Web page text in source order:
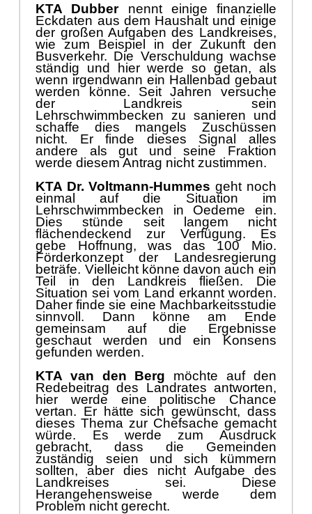
KTA Dubbernennt einige finanzielle
Eckdaten aus dem Haushalt und einige
der großen Aufgaben des Landkreises,
wie zum Beispiel in der Zukunft den
Busverkehr. Die Verschuldung wachse
ständig und hier werde so getan, als
wenn irgendwann ein Hallenbad gebaut
werden könne. Seit Jahren versuche
der Landkreis sein
Lehrschwimmbecken zu sanieren und
schaffe dies mangels Zuschüssen
nicht. Er finde dieses Signal alles
andere als gut und seine Fraktion
werde diesem Antrag nicht zustimmen.
KTA Dr. Voltmann-Hummes geht noch
einmal auf die Situation im
Lehrschwimmbecken in Oedeme ein.
Dies stünde seit langem nicht
flächendeckend zur Verfügung. Es
gebe Hoffnung, was das 100 Mio.
Förderkonzept der Landesregierung
beträfe. Vielleicht könne davon auch ein
Teil in den Landkreis fließen. Die
Situation sei vom Land erkannt worden.
Daher finde sie eine Machbarkeitsstudie
sinnvoll. Dann könne am Ende
gemeinsam auf die Ergebnisse
geschaut werden und ein Konsens
gefunden werden.
KTA van den Berg möchte auf den
Redebeitrag des Landrates antworten,
hier werde eine politische Chance
vertan. Er hätte sich gewünscht, dass
dieses Thema zur Chefsache gemacht
würde. Es werde zum Ausdruck
gebracht, dass die Gemeinden
zuständig seien und sich kümmern
sollten, aber dies nicht Aufgabe des
Landkreises sei. Diese
Herangehensweise werde dem
Problem nicht gerecht.